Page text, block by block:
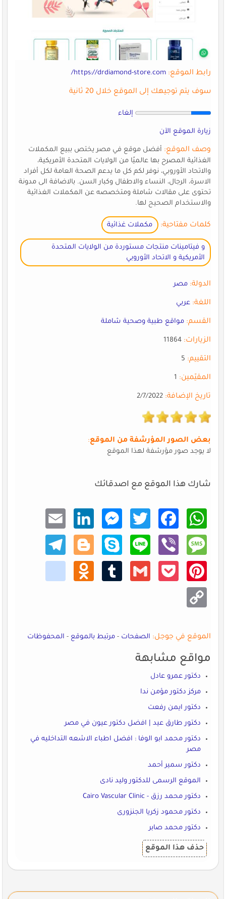
رابط الموقع: https://drdiamond-store.com/
سوف يتم توجيهك إلى الموقع خلال 20 ثانية
إلغاء
زيارة الموقع الآن
وصف الموقع:أفضل موقع في مصر يختص ببيع المكملات
الغذائية المصرح بها عالميًا من الولايات المتحدة الأمريكية،
والاتحاد الأوروبي، نوفر لكم كل ما يدعم الصحة العامة لكل أفراد
الاسرة، الرجال، النساء والاطفال وكبار السن. بالاضافة الى مدونة
تحتوى على مقالات شاملة ومتخصصه عن المكملات الغذائية
والاستخدام الصحيح لها.
كلمات مفتاحية: مكملات غذائية
و فيتامينات منتجات مستوردة من الولايات المتحدة
الأمريكية و الاتحاد الأوروبي
الدولة: مصر
اللغة: عربي
القسم: مواقع طبية وصحية شاملة
الزيارات:11864
التقييم:5
المقيّمين:1
تاريخ الإضافة:2/7/2022
بعض الصور المؤرشفة من الموقع:
لا يوجد صور مؤرشفة لهذا الموقع
شارك هذا الموقع مع اصدقائك
What
sApp
Faceb
ook
Twitt
er
Mess
enger
Linke
dIn
Email
Mess
age
Viber
Line
Skype
Blogg
er
Teleg
ram
Pinte
rest
Pocke
Gmail
Tumb
Odno
klass
niki
Copy
Link
الموقع في جوجل: الصفحات-مرتبط بالموقع-المحفوظات
مواقع مشابهة
دكتور عمرو عادل
مركز دكتور مؤمن ندا
دكتور ايمن رفعت
دكتور طارق عيد | افضل دكتور عيون في مصر
دكتور محمد ابو الوفا : افضل اطباء الاشعه التداخليه في
مصر
دكتور سمير أحمد
الموقع الرسمى للدكتور وليد نادى
دكتور محمد رزق - Cairo Vascular Clinic
دكتور محمود زكريا الجنزورى
دكتور محمد صابر
حذف هذا الموقع